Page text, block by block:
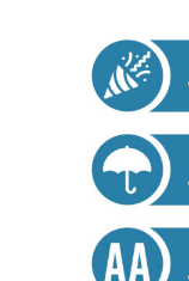
duten interes
dezakezun
Lortu zure datu
buruzko
datuen atalean.
zure baimena